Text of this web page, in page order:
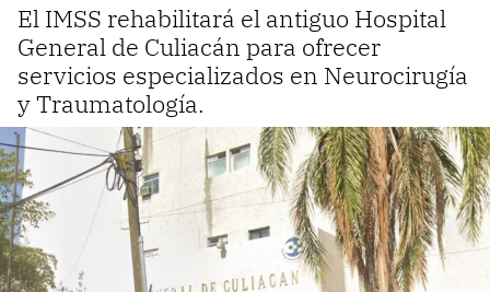
El IMSS rehabilitará el antiguo Hospital
General de Culiacán para ofrecer
servicios especializados en Neurocirugía
y Traumatología.